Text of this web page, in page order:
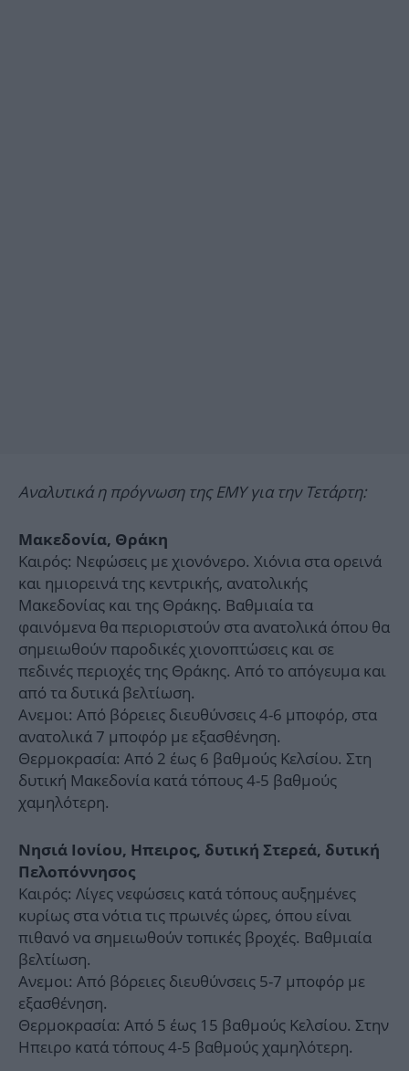
Αναλυτικά η πρόγνωση της ΕΜΥ για την Τετάρτη:
Μακεδονία, Θράκη
Καιρός: Νεφώσεις με χιονόνερο. Χιόνια στα ορεινά
και ημιορεινά της κεντρικής, ανατολικής
Μακεδονίας και της Θράκης. Βαθμιαία τα
φαινόμενα θα περιοριστούν στα ανατολικά όπου θα
σημειωθούν παροδικές χιονοπτώσεις και σε
πεδινές περιοχές της Θράκης. Από το απόγευμα και
από τα δυτικά βελτίωση.
Ανεμοι: Από βόρειες διευθύνσεις 4-6 μποφόρ, στα
ανατολικά 7 μποφόρ με εξασθένηση.
Θερμοκρασία: Από 2 έως 6 βαθμούς Κελσίου. Στη
δυτική Μακεδονία κατά τόπους 4-5 βαθμούς
χαμηλότερη.
Νησιά Ιονίου, Ηπειρος, δυτική Στερεά, δυτική
Πελοπόννησος
Καιρός: Λίγες νεφώσεις κατά τόπους αυξημένες
κυρίως στα νότια τις πρωινές ώρες, όπου είναι
πιθανό να σημειωθούν τοπικές βροχές. Βαθμιαία
βελτίωση.
Ανεμοι: Από βόρειες διευθύνσεις 5-7 μποφόρ με
εξασθένηση.
Θερμοκρασία: Από 5 έως 15 βαθμούς Κελσίου. Στην
Ηπειρο κατά τόπους 4-5 βαθμούς χαμηλότερη.